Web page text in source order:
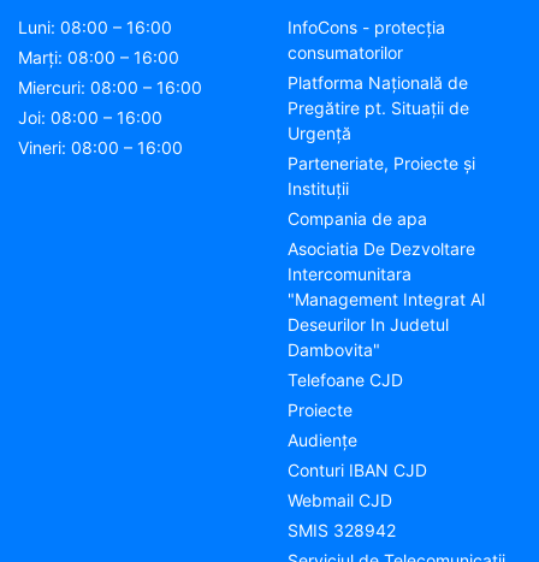
InfoCons - protecția
consumatorilor
Platforma Națională de
Pregătire pt. Situații de
Urgență
Parteneriate, Proiecte și
Instituții
Compania de apa
Asociatia De Dezvoltare
Intercomunitara
"Management Integrat Al
Deseurilor In Judetul
Dambovita"
Telefoane CJD
Proiecte
Audienţe
Conturi IBAN CJD
Webmail CJD
SMIS 328942
Luni: 08:00 – 16:00
Marți: 08:00 – 16:00
Miercuri: 08:00 – 16:00
Joi: 08:00 – 16:00
Vineri: 08:00 – 16:00